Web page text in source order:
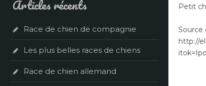
Petit
Source
http://
Articles récents
Race de chien de compagnie
Les plus belles races de chiens
Race de chien allemand